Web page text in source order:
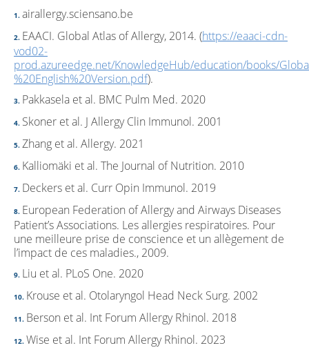
airallergy.sciensano.be
EAACI. Global Atlas of Allergy, 2014. (https://eaaci-cdn-
vod02-
prod.azureedge.net/KnowledgeHub/education/books/
%20English%20Version.pdf).
Pakkasela et al. BMC Pulm Med. 2020
Skoner et al. J Allergy Clin Immunol. 2001
Zhang et al. Allergy. 2021
Kalliomäki et al. The Journal of Nutrition. 2010
Deckers et al. Curr Opin Immunol. 2019
European Federation of Allergy and Airways Diseases
Patient’s Associations. Les allergies respiratoires. Pour
une meilleure prise de conscience et un allègement de
l’impact de ces maladies., 2009.
Liu et al. PLoS One. 2020
Krouse et al. Otolaryngol Head Neck Surg. 2002
Berson et al. Int Forum Allergy Rhinol. 2018
Wise et al. Int Forum Allergy Rhinol. 2023